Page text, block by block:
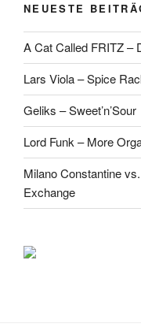
NEUESTE
A Cat Called FRITZ –
Lars Viola – Spice
Geliks – Sweet’n’Sour
Lord Funk – More
Milano Constantine
Exchange